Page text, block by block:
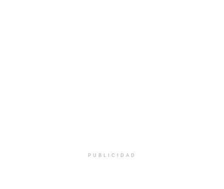
PUBLICIDAD